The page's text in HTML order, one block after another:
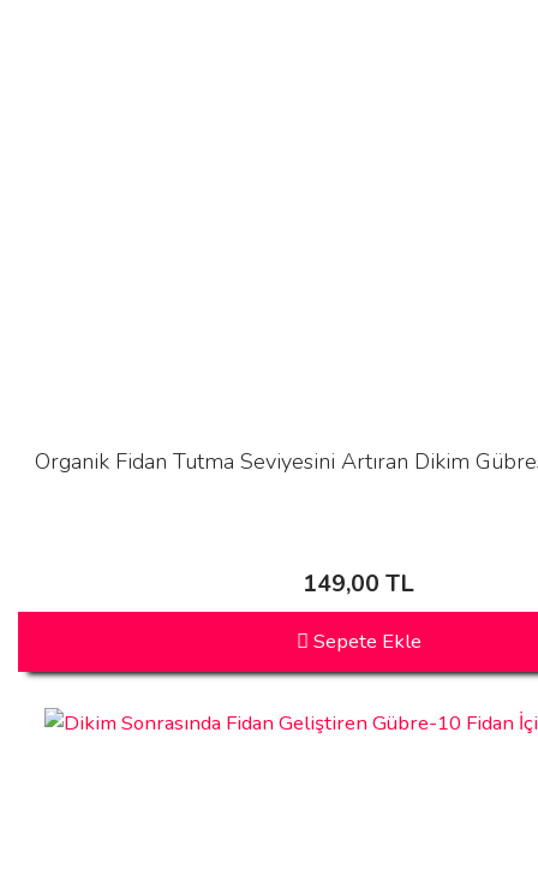
Organik Fidan Tutma Seviyesini Artıran Dikim
149,00 TL
Sepete Ekle